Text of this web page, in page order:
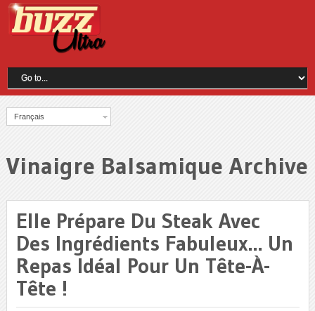
Français
Vinaigre Balsamique Archive
Elle Prépare Du Steak Avec
Des Ingrédients Fabuleux… Un
Repas Idéal Pour Un Tête-À-
Tête !